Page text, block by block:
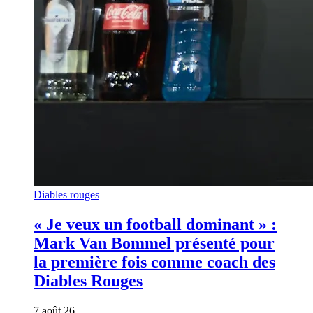
Diables rouges
« Je veux un football dominant » :
Mark Van Bommel présenté pour
la première fois comme coach des
Diables Rouges
7 août 26